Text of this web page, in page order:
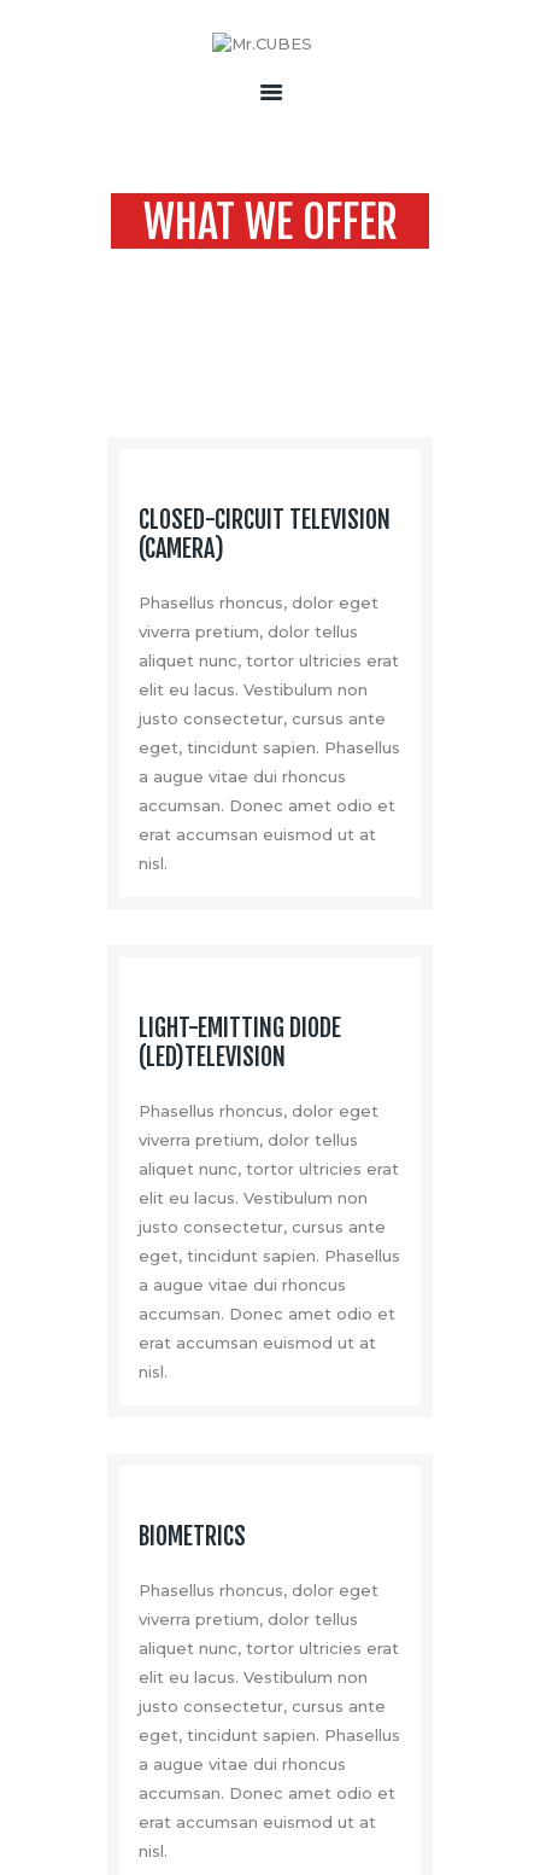
WHAT WE OFFER
PRODUCTS
ACCESSORIES
CLOSED-CIRCUIT TELEVISION
(CAMERA)
Phasellus rhoncus, dolor eget
viverra pretium, dolor tellus
aliquet nunc, tortor ultricies erat
elit eu lacus. Vestibulum non
justo consectetur, cursus ante
eget, tincidunt sapien. Phasellus
a augue vitae dui rhoncus
accumsan. Donec amet odio et
erat accumsan euismod ut at
nisl.
LIGHT-EMITTING DIODE
(LED)TELEVISION
Phasellus rhoncus, dolor eget
viverra pretium, dolor tellus
aliquet nunc, tortor ultricies erat
elit eu lacus. Vestibulum non
justo consectetur, cursus ante
eget, tincidunt sapien. Phasellus
a augue vitae dui rhoncus
accumsan. Donec amet odio et
erat accumsan euismod ut at
nisl.
BIOMETRICS
Phasellus rhoncus, dolor eget
viverra pretium, dolor tellus
aliquet nunc, tortor ultricies erat
elit eu lacus. Vestibulum non
justo consectetur, cursus ante
eget, tincidunt sapien. Phasellus
a augue vitae dui rhoncus
accumsan. Donec amet odio et
erat accumsan euismod ut at
nisl.